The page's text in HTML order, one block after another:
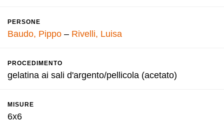
PERSONE
Baudo, Pippo – Rivelli, Luisa
PROCEDIMENTO
gelatina ai sali d'argento/pellicola (acetato)
MISURE
6x6